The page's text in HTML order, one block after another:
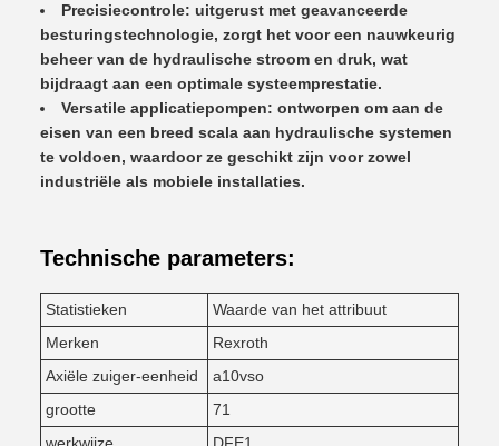
Precisiecontrole: uitgerust met geavanceerde
besturingstechnologie, zorgt het voor een nauwkeurig
beheer van de hydraulische stroom en druk, wat
bijdraagt aan een optimale systeemprestatie.
Versatile applicatiepompen: ontworpen om aan de
eisen van een breed scala aan hydraulische systemen
te voldoen, waardoor ze geschikt zijn voor zowel
industriële als mobiele installaties.
Technische parameters:
Statistieken
Waarde van het attribuut
Merken
Rexroth
Axiële zuiger-eenheid
a10vso
grootte
71